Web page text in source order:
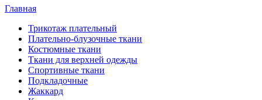
Главная
Трикотаж плательный
Плательно-блузочные ткани
Костюмные ткани
Ткани для верхней одежды
Спортивные ткани
Подкладочные
Жаккард